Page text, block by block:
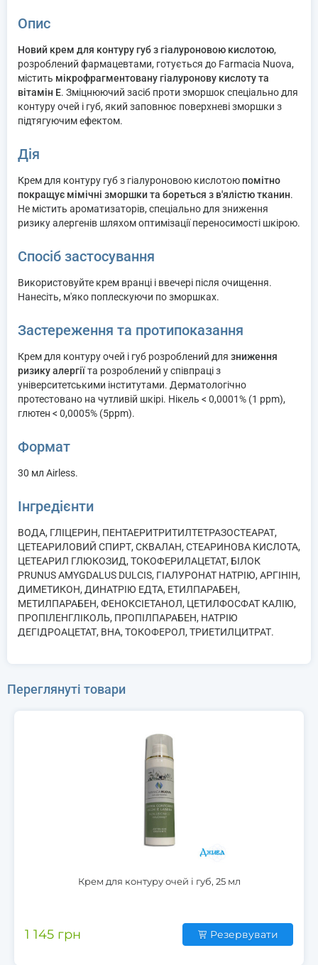
Опис
Новий крем для контуру губ з гіалуроновою кислотою,
розроблений фармацевтами, готується до Farmacia Nuova,
містить мікрофрагментовану гіалуронову кислоту та
вітамін Е. Зміцнюючий засіб проти зморшок спеціально для
контуру очей і губ, який заповнює поверхневі зморшки з
підтягуючим ефектом.
Дія
Крем для контуру губ з гіалуроновою кислотою помітно
покращує мімічні зморшки та бореться з в'ялістю тканин.
Не містить ароматизаторів, спеціально для зниження
ризику алергенів шляхом оптимізації переносимості шкірою.
Спосіб застосування
Використовуйте крем вранці і ввечері після очищення.
Нанесіть, м'яко поплескуючи по зморшках.
Застереження та протипоказання
Крем для контуру очей і губ розроблений для зниження
ризику алергіїта розроблений у співпраці з
університетськими інститутами. Дерматологічно
протестовано на чутливій шкірі. Нікель < 0,0001% (1 ppm),
глютен < 0,0005% (5ppm).
Формат
30 мл Airless.
Інгредієнти
ВОДА, ГЛІЦЕРИН, ПЕНТАЕРИТРИТИЛТЕТРАЗОСТЕАРАТ,
ЦЕТЕАРИЛОВИЙ СПИРТ, СКВАЛАН, СТЕАРИНОВА КИСЛОТА,
ЦЕТЕАРИЛ ГЛЮКОЗИД, ТОКОФЕРИЛАЦЕТАТ, БІЛОК
PRUNUS AMYGDALUS DULCIS, ГІАЛУРОНАТ НАТРІЮ, АРГІНІН,
ДИМЕТИКОН, ДИНАТРІЮ ЕДТА, ЕТИЛПАРАБЕН,
МЕТИЛПАРАБЕН, ФЕНОКСІЕТАНОЛ, ЦЕТИЛФОСФАТ КАЛІЮ,
ПРОПІЛЕНГЛІКОЛЬ, ПРОПІЛПАРАБЕН, НАТРІЮ
ДЕГІДРОАЦЕТАТ, BHA, ТОКОФЕРОЛ, ТРИЕТИЛЦИТРАТ.
Переглянуті товари
Крем для контуру очей і губ, 25 мл
Резервувати
1 145 грн